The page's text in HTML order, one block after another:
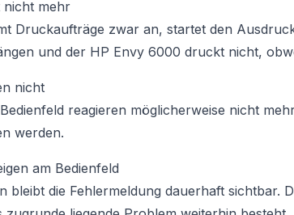
nicht mehr
Druckaufträge zwar an, startet den
und der HP Envy 6000 druckt nicht,
nicht
reagieren möglicherweise nicht
werden.
am Bedienfeld
bleibt die Fehlermeldung dauerhaft